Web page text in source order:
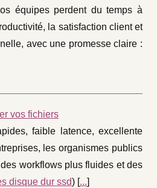
équipes perdent du temps à
la satisfaction client et
avec une promesse claire :
vos fichiers
faible latence, excellente
les organismes publics
workflows plus fluides et des
disque dur ssd) [...]